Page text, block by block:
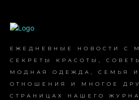
ЕЖЕДНЕВНЫЕ НОВОСТИ С
СЕКРЕТЫ КРАСОТЫ,
МОДНАЯ ОДЕЖДА, СЕМЬЯ И
ОТНОШЕНИЯ И МНОГОЕ
СТРАНИЦАХ НАШЕГО